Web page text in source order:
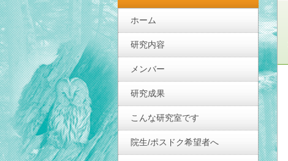
ホーム
研究内容
メンバー
研究成果
こんな研究室です
院生/ポスドク希望者へ